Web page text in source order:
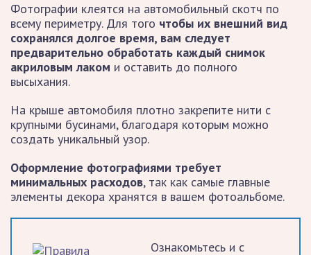
Фотографии клеятся на автомобильный скотч по
всему периметру. Для того чтобы их внешний вид
сохранялся долгое время, вам следует
предварительно обработать каждый снимок
акриловым лаком и оставить до полного
высыхания.
На крыше автомобиля плотно закрепите нити с
крупными бусинами, благодаря которым можно
создать уникальный узор.
Оформление фотографиями требует
минимальных расходов, так как самые главные
элементы декора хранятся в вашем фотоальбоме.
Ознакомьтесь и с